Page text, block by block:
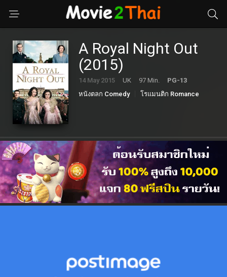
A Royal Night Out
(2015)
14 May 2015 UK 97 Min.
PG-13
หนังตลก Comedy
โรแมนติก Romance